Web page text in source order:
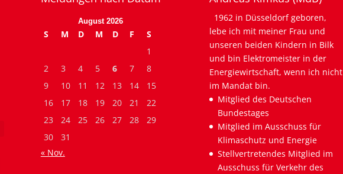
August 2026
S M D M D F
S
1
2
3 4 5 6 7
8
9
10 11 12 13 14
15
16
17 18 19 20 21
22
23
24 25 26 27 28
29
30
31
« Nov.
1962 in Düsseldorf geboren,
lebe ich mit meiner Frau und
unseren beiden Kindern in Bilk
und bin Elektromeister in der
Energiewirtschaft, wenn ich nicht
im Mandat bin.
Mitglied des Deutschen
Bundestages
Mitglied im Ausschuss für
Klimaschutz und Energie
Stellvertretendes Mitglied im
Ausschuss für Verkehr des